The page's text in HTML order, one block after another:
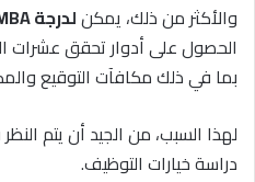
والأكثر من ذلك، يمكنلدرجة MBA
الحصول على أدوار تحقق عشرات
بما في ذلك مكافآت التوقيع
لهذا السبب، من الجيد أن يتم
دراسة خيارات التوظيف.